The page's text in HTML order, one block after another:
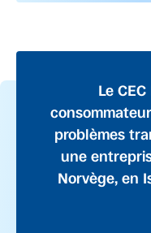
Le
problèmes
une
Norvège, en